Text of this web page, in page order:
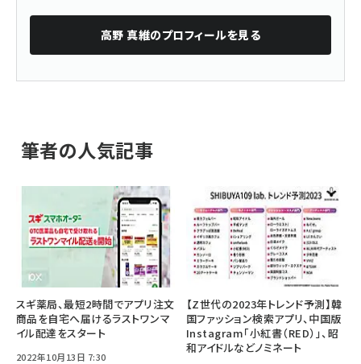
高野 真維のプロフィールを見る
筆者の人気記事
スギ薬局、最短2時間でアプリ注文
商品を自宅へ届けるラストワンマ
イル配達をスタート
2022年10月13日 7:30
【Z世代の2023年トレンド予測】韓
国ファッション検索アプリ、中国版
Instagram「小紅書（RED）」、昭
和アイドルなどノミネート